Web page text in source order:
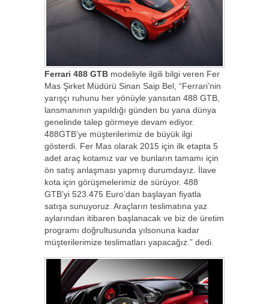
Ferrari 488 GTB modeliyle ilgili bilgi veren Fer
Mas Şirket Müdürü Sinan Saip Bel, “Ferrari’nin
yarışçı ruhunu her yönüyle yansıtan 488 GTB,
lansmanının yapıldığı günden bu yana dünya
genelinde talep görmeye devam ediyor.
488GTB’ye müşterilerimiz de büyük ilgi
gösterdi. Fer Mas olarak 2015 için ilk etapta 5
adet araç kotamız var ve bunların tamamı için
ön satış anlaşması yapmış durumdayız. İlave
kota için görüşmelerimiz de sürüyor. 488
GTB’yi 523.475 Euro’dan başlayan fiyatla
satışa sunuyoruz. Araçların teslimatına yaz
aylarından itibaren başlanacak ve biz de üretim
programı doğrultusunda yılsonuna kadar
müşterilerimize teslimatları yapacağız.” dedi.